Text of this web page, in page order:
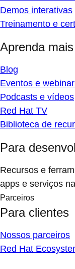
Demos interativas
Treinamento e
Aprenda mais
Blog
Eventos e
Podcasts e vídeos
Red Hat TV
Biblioteca de
Para
Recursos e
apps e serviços
Parceiros
Para clientes
Nossos parceiros
Red Hat